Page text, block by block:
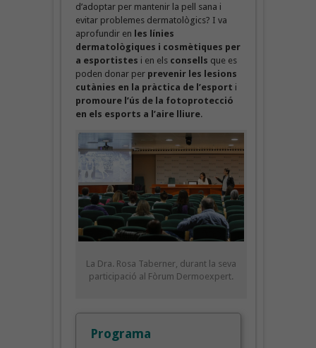
d’adoptar per mantenir la pell sana i
evitar problemes dermatològics? I va
aprofundir en les línies
dermatològiques i cosmètiques per
a esportistes i en els consells que es
poden donar per prevenir les lesions
cutànies en la pràctica de l’esport i
promoure l’ús de la fotoprotecció
en els esports a l’aire lliure.
La Dra. Rosa Taberner, durant la seva
participació al Fòrum Dermoexpert.
Programa